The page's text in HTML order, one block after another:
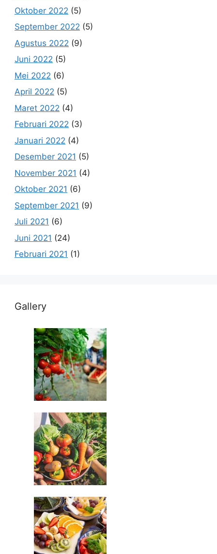
Oktober 2022 (5)
September 2022 (5)
Agustus 2022 (9)
Juni 2022 (5)
Mei 2022 (6)
April 2022 (5)
Maret 2022 (4)
Februari 2022 (3)
Januari 2022 (4)
Desember 2021 (5)
November 2021 (4)
Oktober 2021 (6)
September 2021 (9)
Juli 2021 (6)
Juni 2021 (24)
Februari 2021 (1)
Gallery